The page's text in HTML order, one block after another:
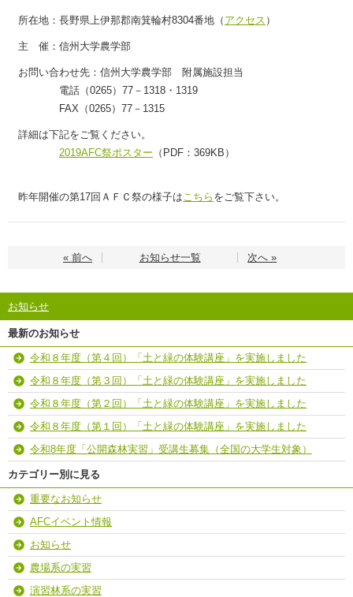
所在地：長野県上伊那郡南箕輪村8304番地（ アクセス ）
主 催：信州大学農学部
お問い合わせ先：信州大学農学部 附属施設担当
電話（0265）77－1318・1319
FAX（0265）77－1315
詳細は下記をご覧ください。
2019AFC祭ポスター （PDF：369KB）
昨年開催の第17回ＡＦＣ祭の様子はこちら をご覧下さい。
« 前へ お知らせ一覧 次へ »
お知らせ
最新のお知らせ
令和８年度（第４回）「土と緑の体験講座」を実施しました
令和８年度（第３回）「土と緑の体験講座」を実施しました
令和８年度（第２回）「土と緑の体験講座」を実施しました
令和８年度（第１回）「土と緑の体験講座」を実施しました
令和8年度「公開森林実習」受講生募集（全国の大学生対象）
カテゴリー別に見る
重要なお知らせ
AFCイベント情報
お知らせ
農場系の実習
演習林系の実習